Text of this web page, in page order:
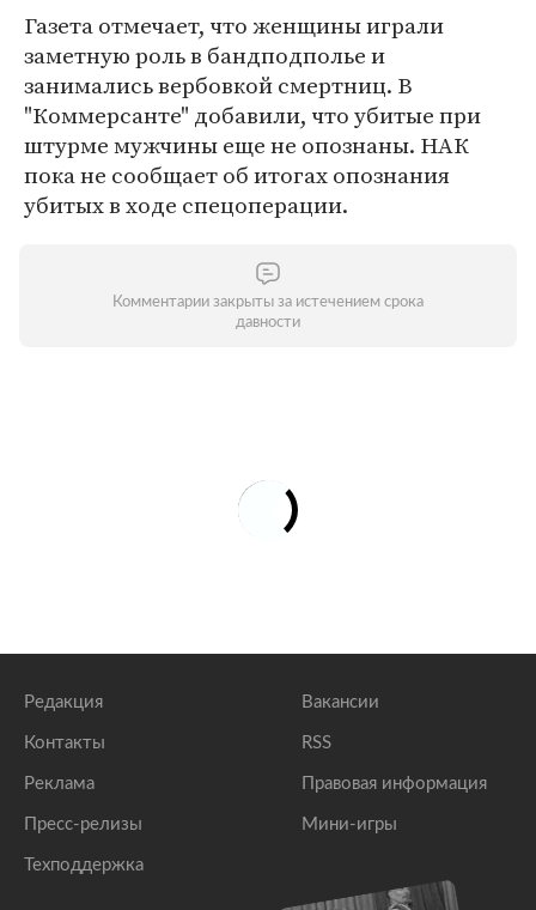
Газета отмечает, что женщины играли
заметную роль в бандподполье и
занимались вербовкой смертниц. В
"Коммерсанте" добавили, что убитые при
штурме мужчины еще не опознаны. НАК
пока не сообщает об итогах опознания
убитых в ходе спецоперации.
Комментарии закрыты за истечением срока
давности
Редакция
Контакты
Реклама
Пресс-релизы
Техподдержка
Вакансии
RSS
Правовая информация
Мини-игры